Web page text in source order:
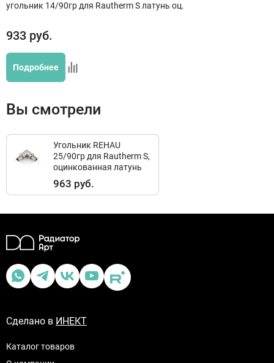
угольник 14/90гр для Rautherm S латунь оц.
933 руб.
Подробнее
Вы смотрели
Угольник REHAU
25/90гр для Rautherm S,
оцинкованная латунь
963 руб.
Сделано в ИНЕКТ
Каталог товаров